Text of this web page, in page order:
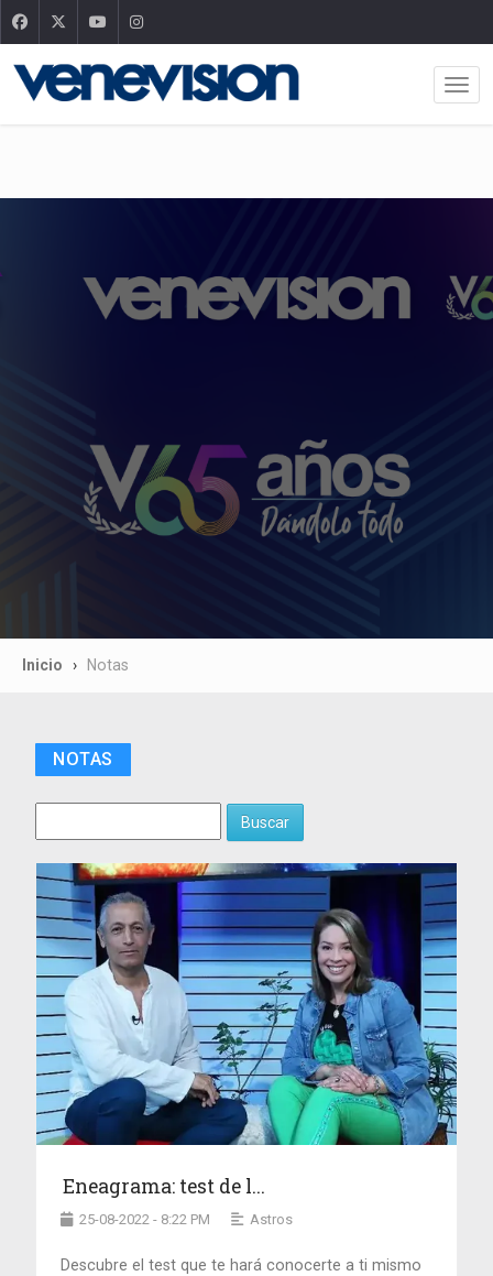
Inicio Notas
NOTAS
Buscar
Eneagrama: test de l...
25-08-2022 - 8:22 PM Astros
Descubre el test que te hará conocerte a ti mismo